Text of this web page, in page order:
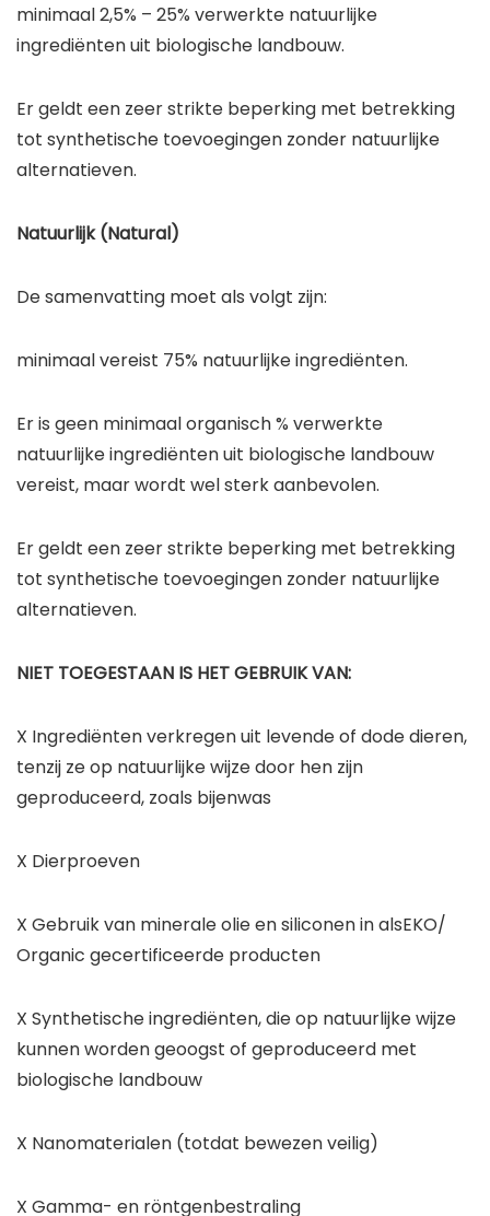
minimaal 2,5% – 25% verwerkte natuurlijke
ingrediënten uit biologische landbouw.
Er geldt een zeer strikte beperking met betrekking
tot synthetische toevoegingen zonder natuurlijke
alternatieven.
Natuurlijk (Natural)
De samenvatting moet als volgt zijn:
minimaal vereist 75% natuurlijke ingrediënten.
Er is geen minimaal organisch % verwerkte
natuurlijke ingrediënten uit biologische landbouw
vereist, maar wordt wel sterk aanbevolen.
Er geldt een zeer strikte beperking met betrekking
tot synthetische toevoegingen zonder natuurlijke
alternatieven.
NIET TOEGESTAAN IS HET GEBRUIK VAN:
X Ingrediënten verkregen uit levende of dode dieren,
tenzij ze op natuurlijke wijze door hen zijn
geproduceerd, zoals bijenwas
X Dierproeven
X Gebruik van minerale olie en siliconen in alsEKO/
Organic gecertificeerde producten
X Synthetische ingrediënten, die op natuurlijke wijze
kunnen worden geoogst of geproduceerd met
biologische landbouw
X Nanomaterialen (totdat bewezen veilig)
X Gamma- en röntgenbestraling